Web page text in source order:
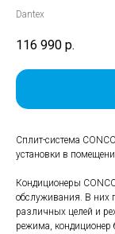
Dantex
116 990 р.
Сплит-система
установки в
Кондиционеры
обслуживания. В них
различных целей и
режима, кондиционер